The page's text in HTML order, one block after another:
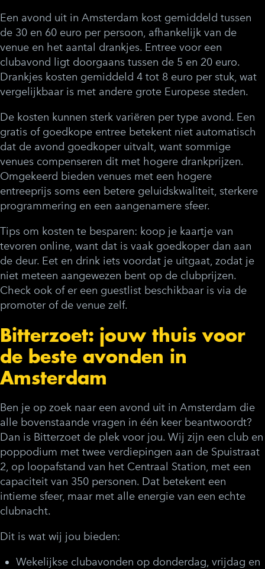
Een avond uit in Amsterdam kost gemiddeld tussen
de 30 en 60 euro per persoon, afhankelijk van de
venue en het aantal drankjes. Entree voor een
clubavond ligt doorgaans tussen de 5 en 20 euro.
Drankjes kosten gemiddeld 4 tot 8 euro per stuk, wat
vergelijkbaar is met andere grote Europese steden.
De kosten kunnen sterk variëren per type avond. Een
gratis of goedkope entree betekent niet automatisch
dat de avond goedkoper uitvalt, want sommige
venues compenseren dit met hogere drankprijzen.
Omgekeerd bieden venues met een hogere
entreeprijs soms een betere geluidskwaliteit, sterkere
programmering en een aangenamere sfeer.
Tips om kosten te besparen: koop je kaartje van
tevoren online, want dat is vaak goedkoper dan aan
de deur. Eet en drink iets voordat je uitgaat, zodat je
niet meteen aangewezen bent op de clubprijzen.
Check ook of er een guestlist beschikbaar is via de
promoter of de venue zelf.
Bitterzoet: jouw thuis voor
de beste avonden in
Amsterdam
Ben je op zoek naar een avond uit in Amsterdam die
alle bovenstaande vragen in één keer beantwoordt?
Dan is Bitterzoet de plek voor jou. Wij zijn een club en
poppodium met twee verdiepingen aan de Spuistraat
2, op loopafstand van het Centraal Station, met een
capaciteit van 350 personen. Dat betekent een
intieme sfeer, maar met alle energie van een echte
clubnacht.
Dit is wat wij jou bieden:
Wekelijkse clubavonden op donderdag, vrijdag en